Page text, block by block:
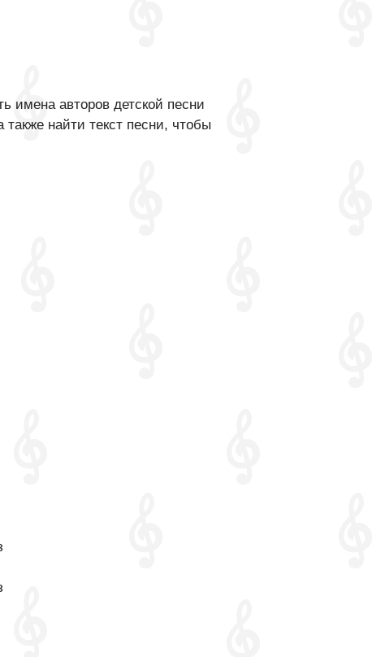
имена авторов детской песни
найти текст песни, чтобы